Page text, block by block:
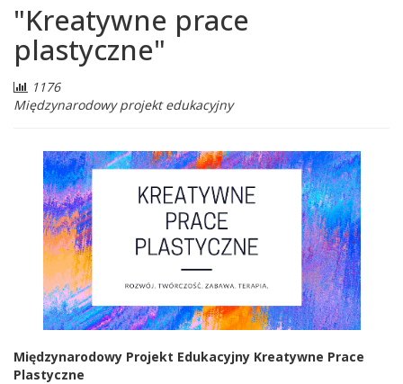
"Kreatywne prace
plastyczne"
Liczba
odwiedzających:
1176
Międzynarodowy projekt edukacyjny
Międzynarodowy Projekt Edukacyjny Kreatywne Prace
Plastyczne